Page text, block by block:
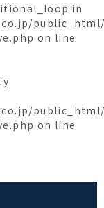
in
on line
on line